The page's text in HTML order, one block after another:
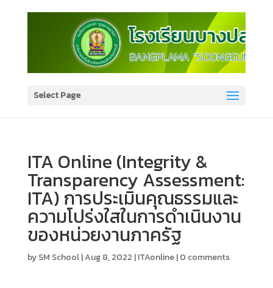
Select Page
ITA Online (Integrity &
Transparency Assessment:
ITA) การประเมินคุณธรรมและ
ความโปร่งใสในการดำเนินงาน
ของหน่วยงานภาครัฐ
bySM School|Aug 8, 2022 |ITAonline|0 comments